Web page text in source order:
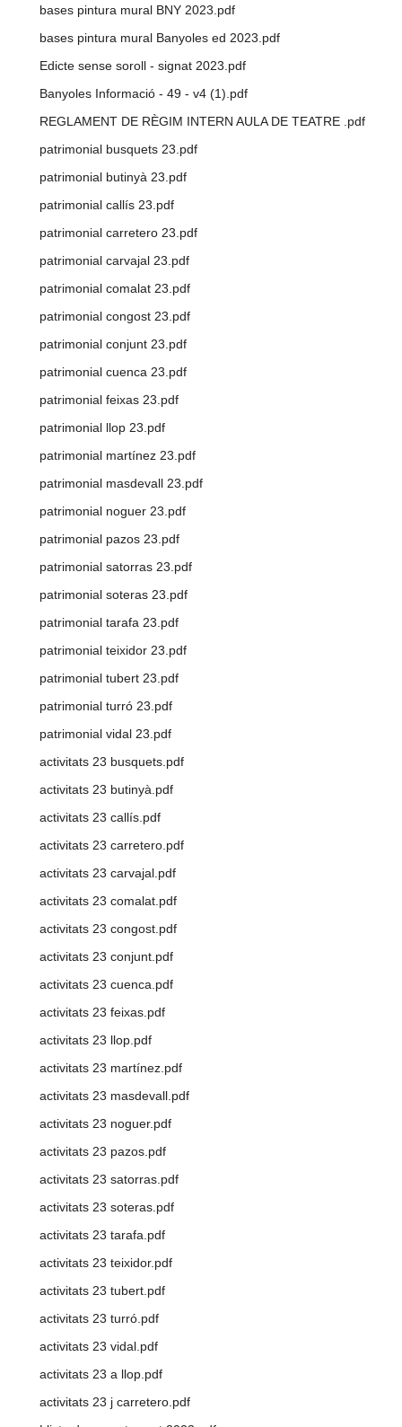
bases pintura mural BNY 2023.pdf
bases pintura mural Banyoles ed 2023.pdf
Edicte sense soroll - signat 2023.pdf
Banyoles Informació - 49 - v4 (1).pdf
REGLAMENT DE RÈGIM INTERN AULA DE TEATRE .pdf
patrimonial busquets 23.pdf
patrimonial butinyà 23.pdf
patrimonial callís 23.pdf
patrimonial carretero 23.pdf
patrimonial carvajal 23.pdf
patrimonial comalat 23.pdf
patrimonial congost 23.pdf
patrimonial conjunt 23.pdf
patrimonial cuenca 23.pdf
patrimonial feixas 23.pdf
patrimonial llop 23.pdf
patrimonial martínez 23.pdf
patrimonial masdevall 23.pdf
patrimonial noguer 23.pdf
patrimonial pazos 23.pdf
patrimonial satorras 23.pdf
patrimonial soteras 23.pdf
patrimonial tarafa 23.pdf
patrimonial teixidor 23.pdf
patrimonial tubert 23.pdf
patrimonial turró 23.pdf
patrimonial vidal 23.pdf
activitats 23 busquets.pdf
activitats 23 butinyà.pdf
activitats 23 callís.pdf
activitats 23 carretero.pdf
activitats 23 carvajal.pdf
activitats 23 comalat.pdf
activitats 23 congost.pdf
activitats 23 conjunt.pdf
activitats 23 cuenca.pdf
activitats 23 feixas.pdf
activitats 23 llop.pdf
activitats 23 martínez.pdf
activitats 23 masdevall.pdf
activitats 23 noguer.pdf
activitats 23 pazos.pdf
activitats 23 satorras.pdf
activitats 23 soteras.pdf
activitats 23 tarafa.pdf
activitats 23 teixidor.pdf
activitats 23 tubert.pdf
activitats 23 turró.pdf
activitats 23 vidal.pdf
activitats 23 a llop.pdf
activitats 23 j carretero.pdf